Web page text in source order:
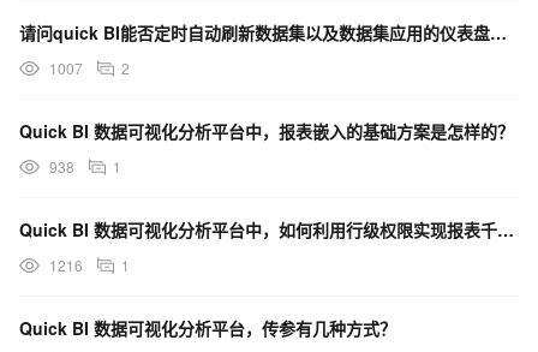
请问quick BI能否定时自动刷新数据集以及数据集应用的仪表盘和即系分析？
1007 2
Quick BI 数据可视化分析平台中，报表嵌入的基础方案是怎样的？
938 1
Quick BI 数据可视化分析平台中，如何利用行级权限实现报表千人千面？
1216 1
Quick BI 数据可视化分析平台，传参有几种方式？